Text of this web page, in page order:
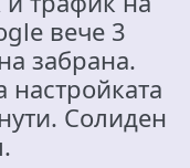
вече 3
забрана.
настройката
Солиден